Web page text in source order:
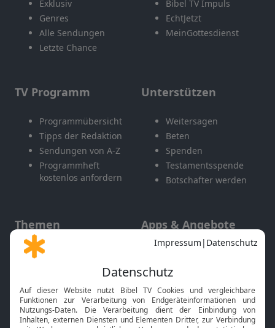
Exklusiv
Genres
Alle Sendungen
Letzte Chance
Bibel TV Impuls
EchtJetzt
MeinGottesdienst
TV Programm
Programmübersicht
Tipps der Redaktion
Sendungen von A-Z
Programmheft
kostenlos anfordern
Unterstützen
Weitersagen
Beten
Spenden
Testamentsspende
Botschafter werden
Themen
Gott und Bibel erklärt
Neuigkeiten
Apps & Angebote
Mobile App
Smart TV
HbbTV